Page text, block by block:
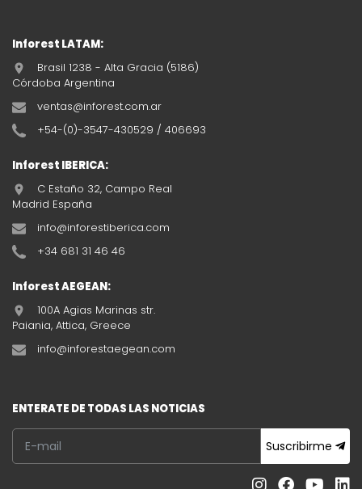
Inforest LATAM:
Brasil 1238 - Alta Gracia (5186)
Córdoba Argentina
ventas@inforest.com.ar
+54-(0)-3547-430529 / 406693
Inforest IBERICA:
C Estaño 32, Campo Real
Madrid España
info@inforestiberica.com
+34 681 31 46 46
Inforest AEGEAN:
100A Agias Marinas str.
Paiania, Attica, Greece
info@inforestaegean.com
ENTERATE DE TODAS LAS NOTICIAS
Suscribirme